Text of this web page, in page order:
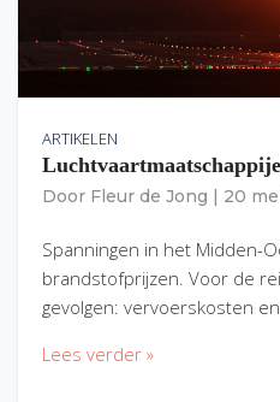
ARTIKELEN
Door Fleur de Jong 20
Spanningen in het Midden-
brandstofprijzen. Voor de
gevolgen: vervoerskosten
Lees verder »